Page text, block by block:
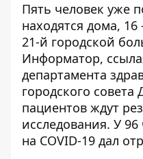
Пять человек уже
находятся дома,
21-й городской
Информатор,
департамента
городского совета
пациентов ждут
исследования. У
на COVID-19 дал